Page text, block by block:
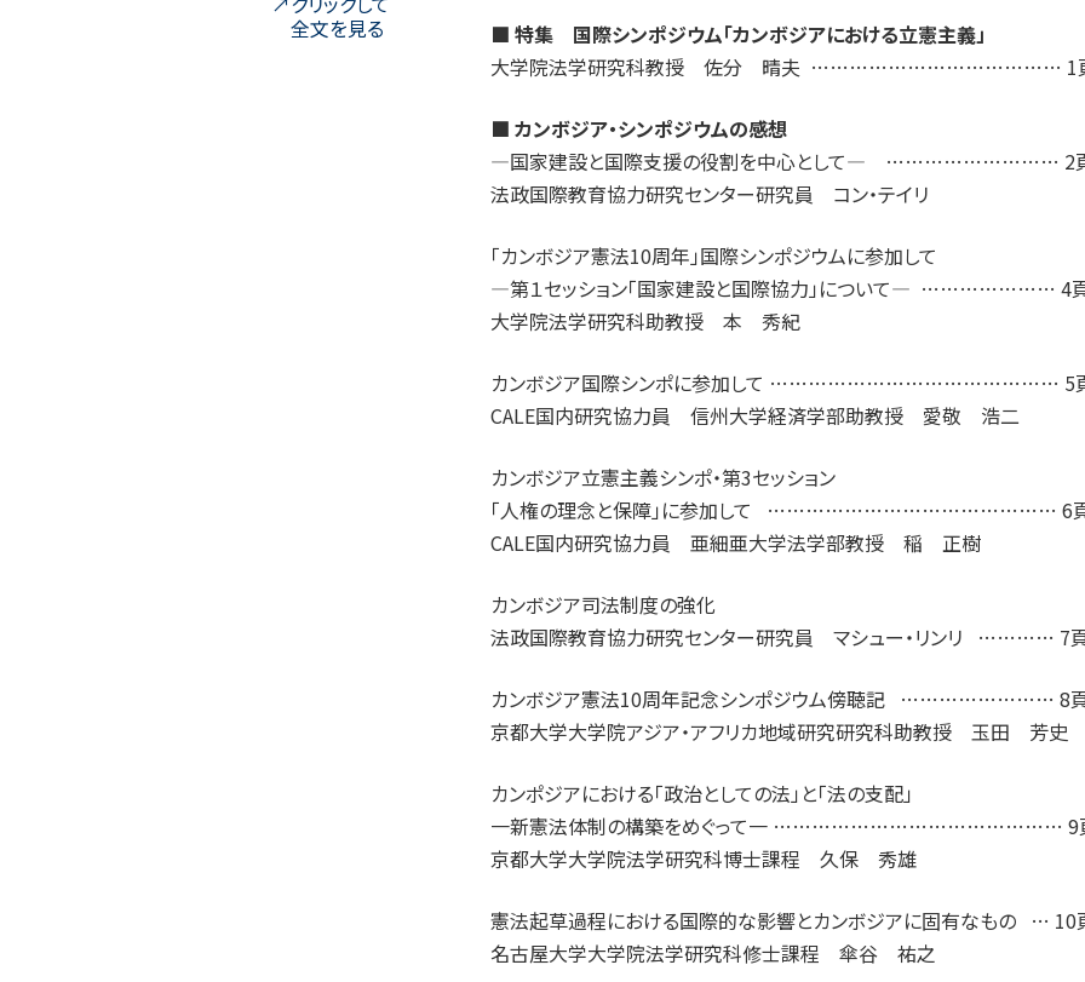
全文を見る
■ 特集 国際シンポジウム「カンボジアにおける立憲主義」
大学院法学研究科教授 佐分 晴夫 ………………………………… 1
■ カンボジア・シンポジウムの感想
―国家建設と国際支援の役割を中心として― ……………………… 2
法政国際教育協力研究センター研究員 コン・テイリ
「カンボジア憲法10周年」国際シンポジウムに参加して
―第１セッション「国家建設と国際協力」について― ………………… 4
大学院法学研究科助教授 本 秀紀
カンボジア国際シンポに参加して ……………………………………… 5
CALE国内研究協力員 信州大学経済学部助教授 愛敬 浩二
カンボジア立憲主義シンポ・第3セッション
「人権の理念と保障」に参加して ……………………………………… 6
CALE国内研究協力員 亜細亜大学法学部教授 稲 正樹
カンボジア司法制度の強化
法政国際教育協力研究センター研究員 マシュー・リンリ ………… 7
カンボジア憲法10周年記念シンポジウム傍聴記 …………………… 8
京都大学大学院アジア・アフリカ地域研究研究科助教授 玉田 芳史
カンポジアにおける「政治としての法」と「法の支配」
一新憲法体制の構築をめぐって一 ……………………………………… 9
京都大学大学院法学研究科博士課程 久保 秀雄
憲法起草過程における国際的な影響とカンボジアに固有なもの … 10
名古屋大学大学院法学研究科修士課程 傘谷 祐之